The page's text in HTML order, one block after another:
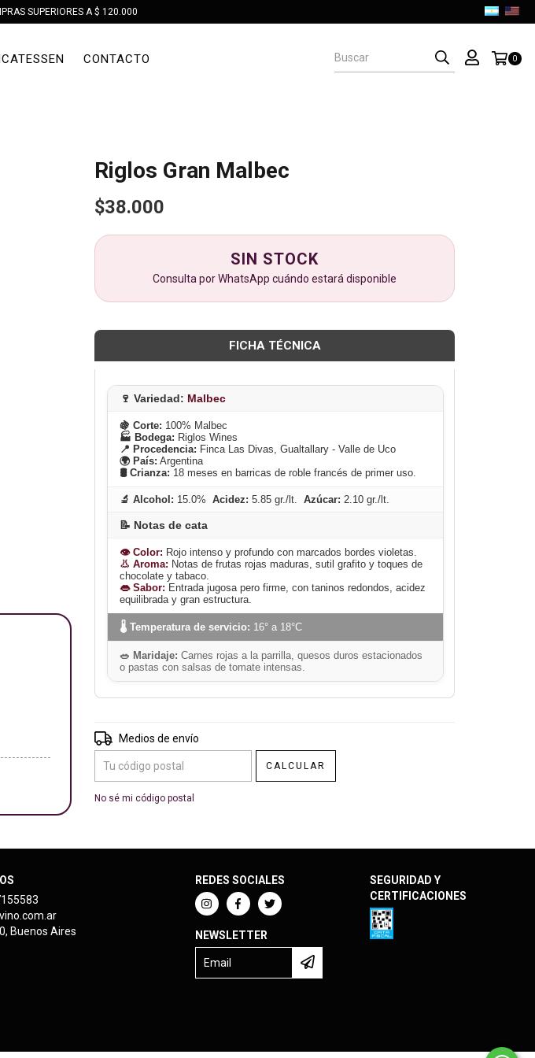
SUPERIORES A $ 120.000
CONTACTO 0
Riglos Gran Malbec
$38.000
SIN STOCK
Consulta por WhatsApp cuándo estará disponible
FICHA TÉCNICA
🍷 Variedad: Malbec
🍇 Corte: 100% Malbec
🏭 Bodega: Riglos Wines
📍 Procedencia: Finca Las Divas, Gualtallary - Valle de Uco
🌍 País: Argentina
🛢️ Crianza: 18 meses en barricas de roble francés de primer uso.
🔬 Alcohol: 15.0%Acidez: 5.85 gr./lt.Azúcar: 2.10 gr./lt.
📝 Notas de cata
👁️ Color: Rojo intenso y profundo con marcados bordes violetas.
👃 Aroma: Notas de frutas rojas maduras, sutil grafito y toques de
chocolate y tabaco.
👄 Sabor: Entrada jugosa pero firme, con taninos redondos, acidez
equilibrada y gran estructura.
🌡️ Temperatura de servicio: 16° a 18°C
🥗 Maridaje: Carnes rojas a la parrilla, quesos duros estacionados
o pastas con salsas de tomate intensas.
Entregas para el CP:
Medios de envío
CALCULAR
No sé mi código postal
Buenos Aires
REDES SOCIALES
NEWSLETTER
SEGURIDAD Y
CERTIFICACIONES